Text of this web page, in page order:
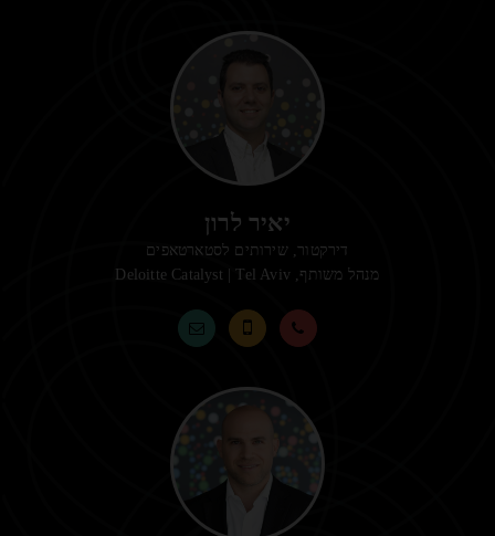
יאיר לרון
דירקטור, שירותים לסטארטאפים
מנהל משותף, Deloitte Catalyst | Tel Aviv